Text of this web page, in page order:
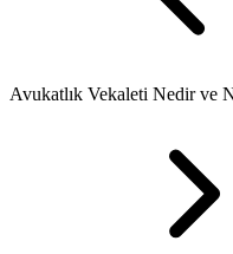
Avukatlık Vekaleti Nedir ve